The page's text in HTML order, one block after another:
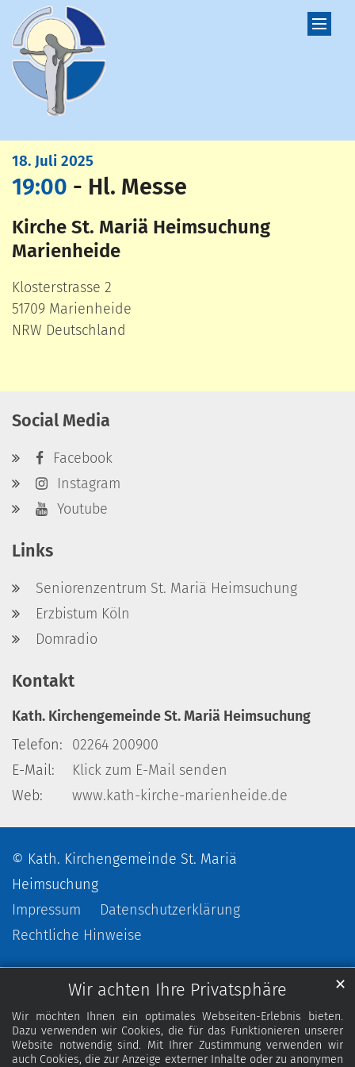
Wir achten Ihre Privatsphäre
Wir möchten Ihnen ein optimales Webseiten-Erlebnis bieten.
Dazu verwenden wir Cookies, die für das Funktionieren unserer
Website notwendig sind. Mit Ihrer Zustimmung verwenden wir
auch Cookies, die zur Anzeige externer Inhalte oder zu anonymen
✕
Zum Inhalt springen
18. Juli 2025:
19:00 Hl. Messe
Kirche St. Mariä Heimsuchung
Marienheide
Klosterstrasse 2
51709 Marienheide
NRW Deutschland
Social Media
Facebook
Instagram
Youtube
Links
Seniorenzentrum St. Mariä Heimsuchung
Erzbistum Köln
Domradio
Kontakt
Kath. Kirchengemeinde St. Mariä Heimsuchung
Telefon:
02264 200900
E-Mail:
Klick zum E-Mail senden
Web:
www.kath-kirche-marienheide.de
© Kath. Kirchengemeinde St. Mariä
Heimsuchung
Impressum
Datenschutzerklärung
Rechtliche Hinweise